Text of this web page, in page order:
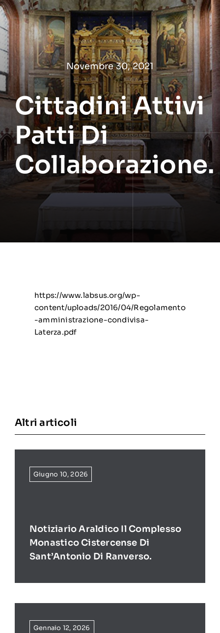
Salta
al
contenuto
Novembre 30, 2021
Cittadini Attivi
Patti Di
Collaborazione.
https://www.labsus.org/wp-
content/uploads/2016/04/Regolamento
-amministrazione-condivisa-
Laterza.pdf
Altri articoli
Giugno 10, 2026
Notiziario Araldico Il Complesso
Monastico Cistercense Di
Sant’Antonio Di Ranverso.
Gennaio 12, 2026